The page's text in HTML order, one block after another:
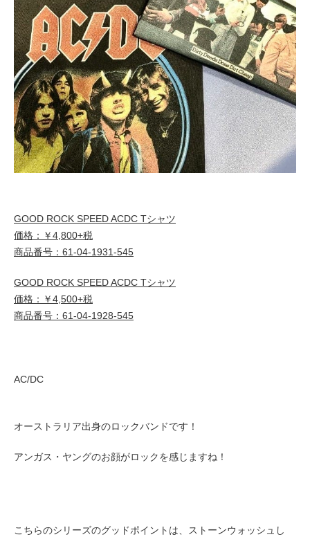
GOOD ROCK SPEED ACDC Tシャツ
価格：￥4,800+税
商品番号：61-04-1931-545
GOOD ROCK SPEED ACDC Tシャツ
価格：￥4,500+税
商品番号：61-04-1928-545
AC/DC
オーストラリア出身のロックバンドです！
アンガス・ヤングのお顔がロックを感じますね！
こちらのシリーズのグッドポイントは、ストーンウォッシュし